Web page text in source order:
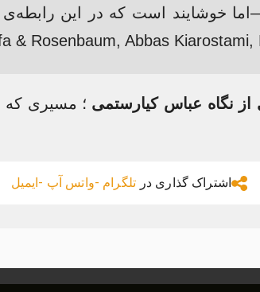
خوشایند است که در این
نگاه عباس کیارستمی ؛ مسیری که
اشتراک گذاری در تلگرام -واتس آپ - ایمیل